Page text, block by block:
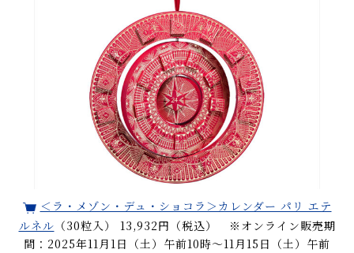
＜ラ・メゾン・デュ・ショコラ＞カレンダー パリ エテ
ルネル （30粒入） 13,932円（税込） ※オンライン販売期
間：2025年11月1日（土）午前10時～11月15日（土）午前